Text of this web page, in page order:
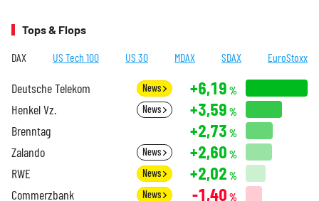
Tops & Flops
DAX US Tech 100 US 30 MDAX SDAX EuroStoxx
Deutsche Telekom News +6,19 %
Henkel Vz. News +3,59 %
Brenntag +2,73 %
Zalando News +2,60 %
RWE News +2,02 %
Commerzbank News -1,40 %